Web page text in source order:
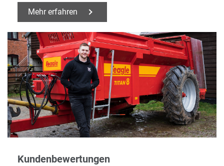
Mehr erfahren
Kundenbewertungen